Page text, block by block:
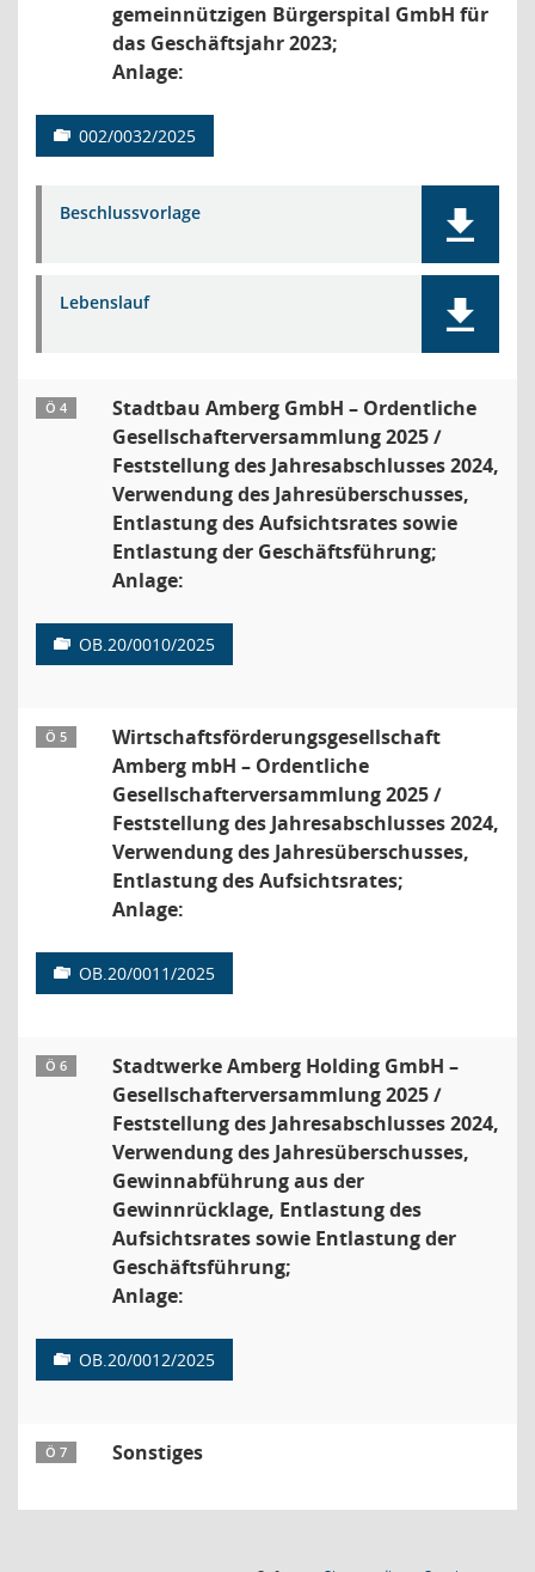
gemeinnützigen Bürgerspital GmbH für
das Geschäftsjahr 2023;
Anlage:
002/0032/2025
Beschlussvorlage
Lebenslauf
Ö 4
Stadtbau Amberg GmbH – Ordentliche
Gesellschafterversammlung 2025 /
Feststellung des Jahresabschlusses 2024,
Verwendung des Jahresüberschusses,
Entlastung des Aufsichtsrates sowie
Entlastung der Geschäftsführung;
Anlage:
OB.20/0010/2025
Ö 5
Wirtschaftsförderungsgesellschaft
Amberg mbH – Ordentliche
Gesellschafterversammlung 2025 /
Feststellung des Jahresabschlusses 2024,
Verwendung des Jahresüberschusses,
Entlastung des Aufsichtsrates;
Anlage:
OB.20/0011/2025
Ö 6
Stadtwerke Amberg Holding GmbH –
Gesellschafterversammlung 2025 /
Feststellung des Jahresabschlusses 2024,
Verwendung des Jahresüberschusses,
Gewinnabführung aus der
Gewinnrücklage, Entlastung des
Aufsichtsrates sowie Entlastung der
Geschäftsführung;
Anlage:
OB.20/0012/2025
Ö 7 Sonstiges